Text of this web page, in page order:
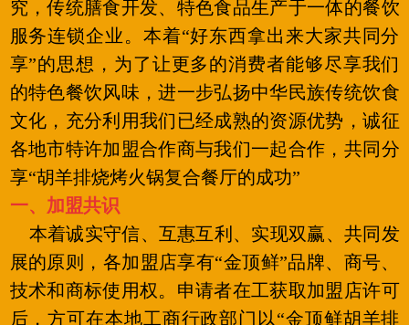
究，传统膳食开发、特色食品生产于一体的餐饮
服务连锁企业。本着“好东西拿出来大家共同分
享”的思想，为了让更多的消费者能够尽享我们
的特色餐饮风味，进一步弘扬中华民族传统饮食
文化，充分利用我们已经成熟的资源优势，诚征
各地市特许加盟合作商与我们一起合作，共同分
享“胡羊排烧烤火锅复合餐厅的成功”
一、加盟共识
本着诚实守信、互惠互利、实现双赢、共同发
展的原则，各加盟店享有“金顶鲜”品牌、商号、
技术和商标使用权。申请者在工获取加盟店许可
后，方可在本地工商行政部门以“金顶鲜胡羊排